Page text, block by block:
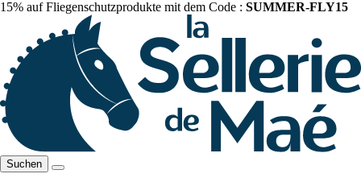
15% auf Fliegenschutzprodukte mit dem Code : SUMMER-FLY15
Suchen